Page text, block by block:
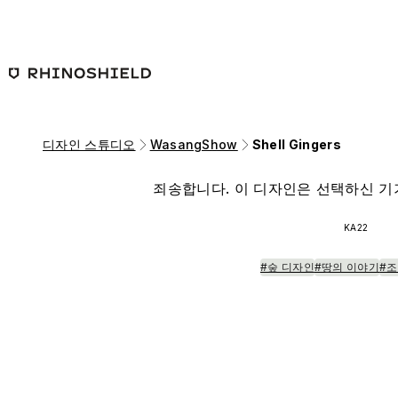
디자인 스튜디오 WasangShow Shell Gingers
죄송합니다. 이 디자인은 선택하신
KA22
#숲 디자인#땅의 이야기#